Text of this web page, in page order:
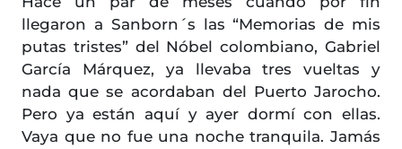
llegaron a Sanborn´s las “Memorias de mis
putas tristes” del Nóbel colombiano, Gabriel
García Márquez, ya llevaba tres vueltas y
nada que se acordaban del Puerto Jarocho.
Pero ya están aquí y ayer dormí con ellas.
Vaya que no fue una noche tranquila. Jamás